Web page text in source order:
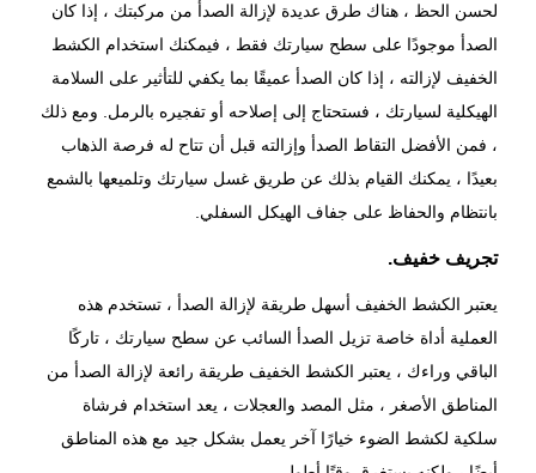
لحسن الحظ ، هناك طرق عديدة لإزالة الصدأ من مركبتك ، إذا كان
الصدأ موجودًا على سطح سيارتك فقط ، فيمكنك استخدام الكشط
الخفيف لإزالته ، إذا كان الصدأ عميقًا بما يكفي للتأثير على السلامة
الهيكلية لسيارتك ، فستحتاج إلى إصلاحه أو تفجيره بالرمل. ومع ذلك
، فمن الأفضل التقاط الصدأ وإزالته قبل أن تتاح له فرصة الذهاب
بعيدًا ، يمكنك القيام بذلك عن طريق غسل سيارتك وتلميعها بالشمع
بانتظام والحفاظ على جفاف الهيكل السفلي.
تجريف خفيف.
يعتبر الكشط الخفيف أسهل طريقة لإزالة الصدأ ، تستخدم هذه
العملية أداة خاصة تزيل الصدأ السائب عن سطح سيارتك ، تاركًا
الباقي وراءك ، يعتبر الكشط الخفيف طريقة رائعة لإزالة الصدأ من
المناطق الأصغر ، مثل المصد والعجلات ، يعد استخدام فرشاة
سلكية لكشط الضوء خيارًا آخر يعمل بشكل جيد مع هذه المناطق